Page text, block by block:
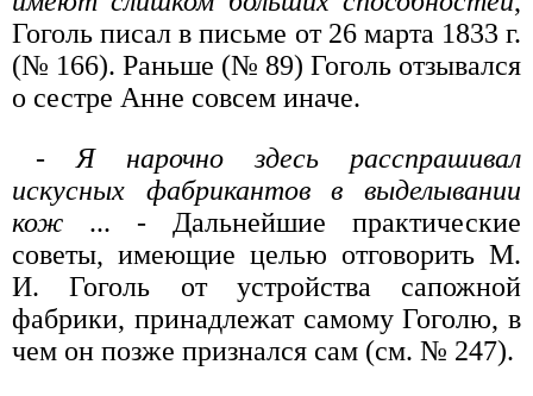
Гоголь писал в письме от 26 марта 1833 г.
(№ 166). Раньше (№ 89) Гоголь отзывался
о сестре Анне совсем иначе.
- Я нарочно здесь расспрашивал
искусных фабрикантов в выделывании
кож ... - Дальнейшие практические
советы, имеющие целью отговорить М.
И. Гоголь от устройства сапожной
фабрики, принадлежат самому Гоголю, в
чем он позже признался сам (см. № 247).